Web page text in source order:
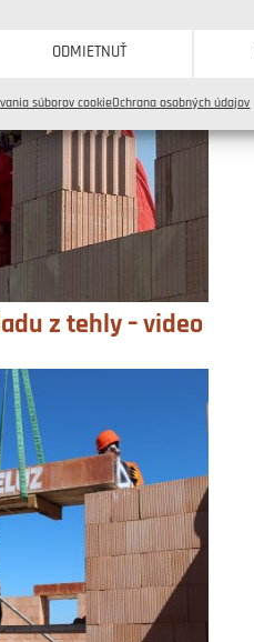
ODMIETNUŤ
súborov cookieOchrana osobných údajov
z tehly – video